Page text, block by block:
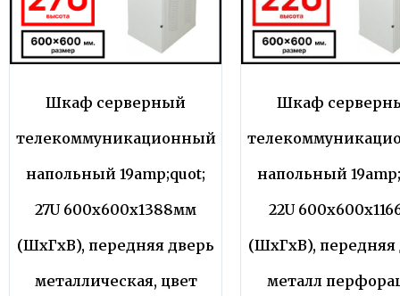
Шкаф серверный
телекоммуникационный
напольный 19amp;quot;
27U 600x600x1388мм
(ШхГхВ), передняя дверь
металлическая, цвет
Шкаф
напольный
22U
(ШхГхВ), передняя
металл